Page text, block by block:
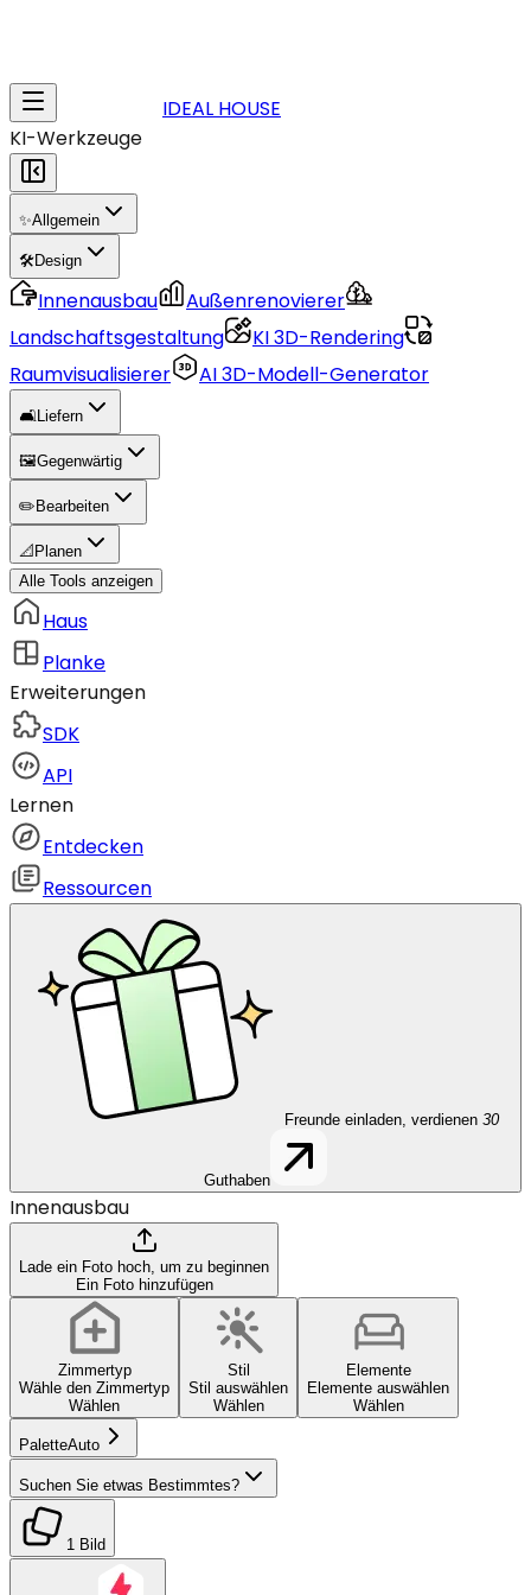
IDEAL HOUSE
KI-Werkzeuge
✨Allgemein
🛠️Design
Innenausbau
Außenrenovierer
Landschaftsgestaltung
KI 3D-Rendering
Raumvisualisierer
AI 3D-Modell-Generator
🛋️Liefern
🖼️Gegenwärtig
✏️ Bearbeiten
📐 Planen
Alle Tools anzeigen
Haus
Planke
Erweiterungen
SDK
API
Lernen
Entdecken
Ressourcen
Freunde einladen, verdienen 30
Guthaben
Innenausbau
Lade ein Foto hoch, um zu beginnen
Ein Foto hinzufügen
Zimmertyp
Wähle den Zimmertyp
Wählen
Stil
Stil auswählen
Wählen
Elemente
Elemente auswählen
Wählen
PaletteAuto
Suchen Sie etwas Bestimmtes?
1 Bild